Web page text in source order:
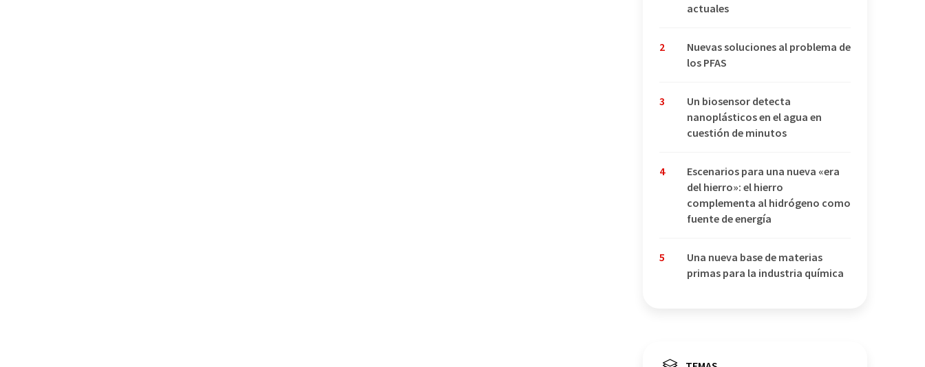
actuales
2
Nuevas soluciones al problema de
los PFAS
3
Un biosensor detecta
nanoplásticos en el agua en
cuestión de minutos
4
Escenarios para una nueva «era
del hierro»: el hierro
complementa al hidrógeno como
fuente de energía
5
Una nueva base de materias
primas para la industria química